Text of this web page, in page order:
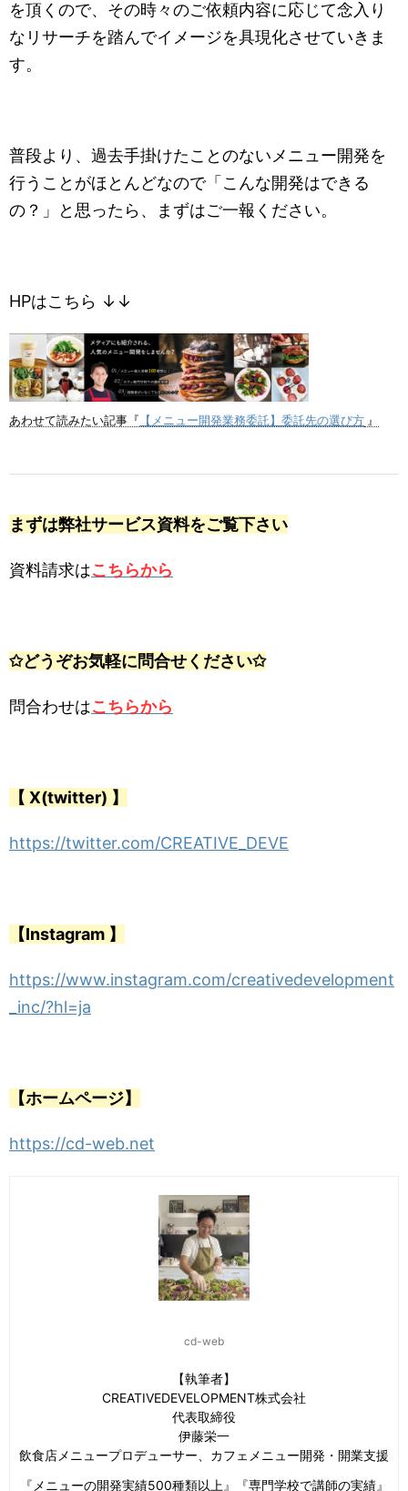
を頂くので、その時々のご依頼内容に応じて念入り
なリサーチを踏んでイメージを具現化させていきま
す。
普段より、過去手掛けたことのないメニュー開発を
行うことがほとんどなので「こんな開発はできる
の？」と思ったら、まずはご一報ください。
HPはこちら ↓↓
あわせて読みたい記事『【メニュー開発業務委託】委託先の選び方』
まずは弊社サービス資料をご覧下さい
資料請求はこちらから
✩どうぞお気軽に問合せください✩
問合わせはこちらから
【 X(twitter) 】
https://twitter.com/CREATIVE_DEVE
【Instagram 】
https://www.instagram.com/creativedevelopment
_inc/?hl=ja
【ホームページ】
https://cd-web.net
cd-web
【執筆者】
CREATIVEDEVELOPMENT株式会社
代表取締役
伊藤栄一
飲食店メニュープロデューサー、カフェメニュー開発・開業支援
『メニューの開発実績500種類以上』『専門学校で講師の実績』